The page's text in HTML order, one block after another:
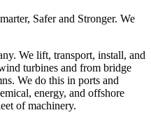
Safer and Stronger. We
We lift, transport, install, and
turbines and from bridge
We do this in ports and
energy, and offshore
of machinery.